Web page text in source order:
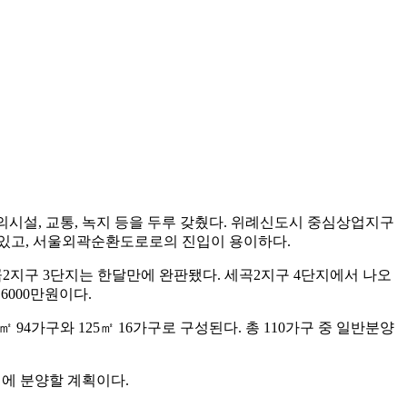
시설, 교통, 녹지 등을 두루 갖췄다. 위례신도시 중심상업지구
고, 서울외곽순환도로로의 진입이 용이하다.
구 3단지는 한달만에 완판됐다. 세곡2지구 4단지에서 나오
만원이다.
94가구와 125㎡ 16가구로 구성된다. 총 110가구 중 일반분양
분양할 계획이다.